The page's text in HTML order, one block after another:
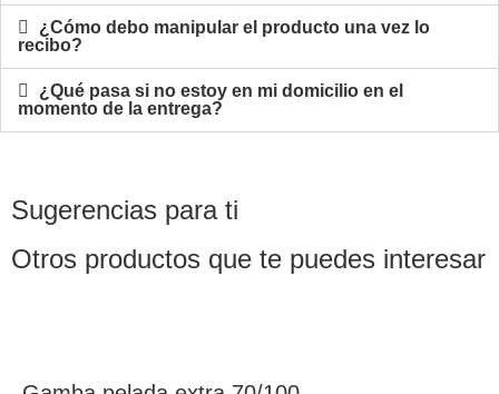
¿Cómo debo manipular el producto una vez lo
recibo?
¿Qué pasa si no estoy en mi domicilio en el
momento de la entrega?
Sugerencias para ti
Otros productos que te puedes interesar